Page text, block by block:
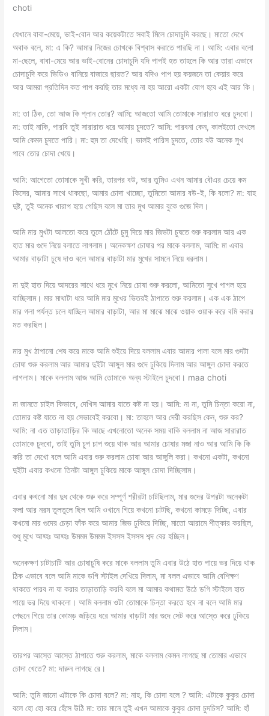
choti
যেখানে বাবা-মেয়ে, ভাই-বোন আর কয়েকটাতে সবাই মিলে চোদাচুদি করছে। মাতো দেখে
অবাক বলে, মা: এ কি? আমার নিজের চোখকে বিশ্বাস করাতে পারছি না। আমি: এবার বলো
মা-ছেলে, বাবা-মেয়ে আর ভাই-বোনের চোদাচুদি যদি পাপই হত তাহলে কি আর তারা এভাবে
চোদাচুদি করে ভিডিও বানিয়ে বাজারে ছারত? আর যদিও পাপ হয় কয়জনে তা কেয়ার করে
আর আমরা প্রতিদিন কত পাপ করছি তার মধ্যে না হয় আরো একটা যোগ হবে এই আর কি।
মা: তা ঠিক, তো আজ কি প্লান তোর? আমি: আজতো আমি তোমাকে সারারাত ধরে চুদবো।
মা: তাই নাকি, পারবি তুই সারারাত ধরে আমায় চুদতে? আমি: পারবনা কেন, কালইতো দেখলে
আমি কেমন চুদতে পারি। মা: হুম তা দেখেছি। ভালই পারিস চুদতে, তোর বউ অনেক সুখ
পাবে তোর চোদা খেয়ে।
আমি: আগেতো তোমাকে সুখী করি, তারপর বউ, আর তুমিও এখন আমার বৌএর চেয়ে কম
কিসের, আমার সাথে থাকছো, আমার চোদা খাচ্ছো, তুমিতো আমার বউ-ই, কি বলো? মা: যাহ
দুষ্ট, তুই অনেক খারাপ হয়ে গেছিস বলে মা তার মুখ আমার বুকে গুজে দিল।
আমি মার মুখটা আলতো করে তুলে ঠোঁটে চুমু দিয়ে মার জিভটা চুষতে শুরু করলাম আর এক
হাত মার গুদে নিয়ে বলাতে লাগলাম। অনেকক্ষণ চোষার পর মাকে বললাম, আমি: মা এবার
আমার বাড়াটা চুষে দাও বলে আমার বাড়াটা মার মুখের সামনে নিয়ে ধরলাম।
মা দুই হাত দিয়ে আদরের সাথে ধরে মুখে নিয়ে চোষা শুরু করলো, আমিতো সুখে পাগল হয়ে
যাচ্ছিলাম। মার মাথাটা ধরে আমি মার মুখের ভিতরই ঠাপাতে শুরু করলাম। এক এক ঠাপে
মার গলা পর্যন্ত চলে যাচ্ছিল আমার বাড়াটা, আর মা মাঝে মাঝে ওয়াক ওয়াক করে বমি করার
মত করছিল।
মার মুখ ঠাপানো শেষ করে মাকে আমি শুইয়ে দিয়ে বললাম এবার আমার পালা বলে মার গুদটা
চোষা শুরু করলাম আর আমার দুইটা আঙ্গুল মার গুদে ঢুকিয়ে দিলাম আর আঙ্গুল চোদা করতে
লাগলাম। মাকে বললাম আজ আমি তোমাকে অন্য স্টাইলে চুদবো। maa choti
মা জানতে চাইল কিভাবে, দেখিস আমার যাতে কষ্ট না হয়। আমি: না না, তুমি চিন্তা করো না,
তোমার কষ্ট যাতে না হয় সেভাবেই করবো। মা: তাহলে আর দেরী করছিস কেন, শুরু কর?
আমি: না এত তাড়াতাড়ির কি আছে এখনোতো অনেক সময় বাকি বললাম না আজ সারারাত
তোমাকে চুদবো, তাই তুমি চুপ চাপ শুয়ে থাক আর আমার চোষার মজা নাও আর আমি কি কি
করি তা দেখো বলে আমি এবার শুরু করলাম চোষা আর আঙ্গুলি করা। কখনো একটা, কখনো
দুইটা এবার কখনো তিনটা আঙ্গুল ঢুকিয়ে মাকে আঙ্গুল চোদা দিচ্ছিলাম।
এবার কখনো মার দুধ থেকে শুরু করে সম্পূর্ণ শরীরটা চাটছিলাম, মার গুদের উপরটা অনেকটা
ফলা আর নরম তুলতুলে ছিল আমি ওখানে গিয়ে কখনো চাটছি, কখনো কামড়ে দিচ্ছি, এবার
কখনো মার গুদের চেড়া ফাঁক করে আমার জিভ ঢুকিয়ে দিচ্ছি, মাতো আরামে শীত্কার করছিল,
শুধু মুখে আহ্হঃ আহ্হঃ উমমম উমমম ইসসস ইসসস শব্দ বের হচ্ছিল।
অনেকক্ষণ চাটাচাটি আর চোষাচুষি করে মাকে বললাম তুমি এবার উঠে হাত পায়ে ভর দিয়ে থাক
ঠিক এভাবে বলে আমি মাকে ডগি স্টাইল দেখিয়ে দিলাম, মা বলল এভাবে আমি বেশিক্ষণ
থাকতে পারব না যা করার তাড়াতাড়ি করবি বলে মা আমার কথামত উঠে ডগি স্টাইলে হাত
পায়ে ভর দিয়ে থাকলো। আমি বললাম ওটা তোমাকে চিন্তা করতে হবে না বলে আমি মার
পেছনে গিয়ে তার কোমড় জড়িয়ে ধরে আমার বাড়াটা মার গুদে সেট করে আস্তে করে ঢুকিয়ে
দিলাম।
তারপর আস্তে আস্তে ঠাপাতে শুরু করলাম, মাকে বললাম কেমন লাগছে মা তোমার এভাবে
চোদা খেতে? মা: দারুন লাগছে রে।
আমি: তুমি জানো এটাকে কি চোদা বলে? মা: নাহ, কি চোদা বলে ? আমি: এটাকে কুকুর চোদা
বলে হো হো করে হেঁসে উঠি মা: তার মানে তুই এখন আমাকে কুকুর চোদা চুদচিস? আমি: হাঁ